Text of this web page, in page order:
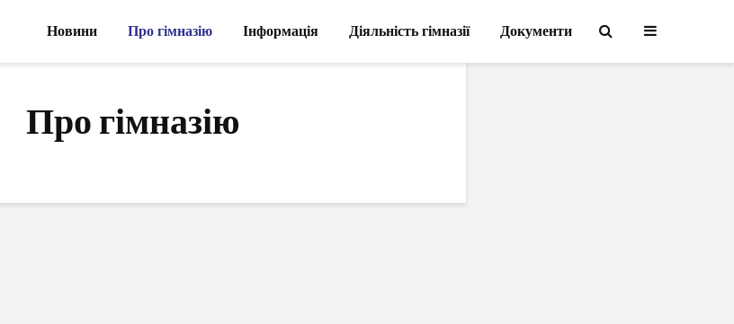
Новини Про гімназію Інформація Діяльність гімназії Документи
Про гімназію